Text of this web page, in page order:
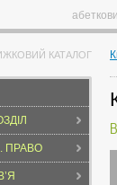
КАТАЛОГ
ПРАВО